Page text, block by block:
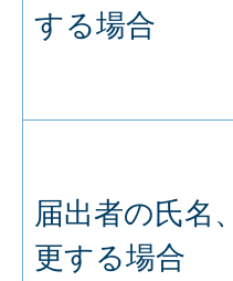
する場合
届出者の氏名
更する場合